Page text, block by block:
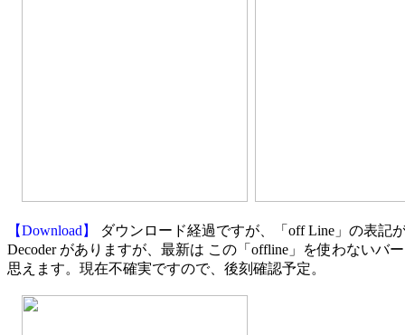
【Download】
ダウンロード経過ですが、「off Line」の表記
Decoder がありますが、最新は この「offline」を使わないバ
思えます。現在不確実ですので、後刻確認予定。